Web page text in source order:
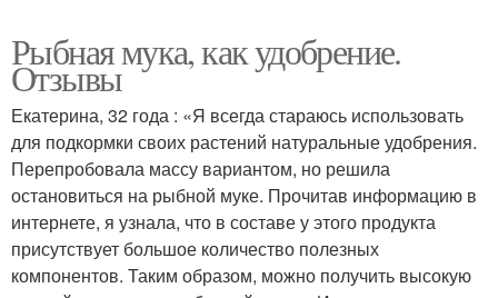
Рыбная мука, как удобрение.
Отзывы
Екатерина, 32 года : «Я всегда стараюсь использовать
для подкормки своих растений натуральные удобрения.
Перепробовала массу вариантом, но решила
остановиться на рыбной муке. Прочитав информацию в
интернете, я узнала, что в составе у этого продукта
присутствует большое количество полезных
компонентов. Таким образом, можно получить высокую